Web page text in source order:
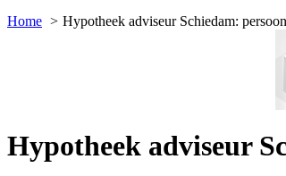
Home
Hypotheek adviseur Schiedam:
Hypotheek adviseur